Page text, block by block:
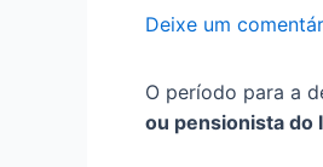
Deixe um
O período para a
ou pensionista do